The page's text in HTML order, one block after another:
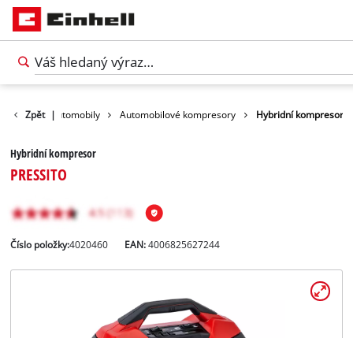
Zpět |
pro automobily Automobilové kompresory Hybridní kompresor
Hybridní kompresor
PRESSITO
Číslo položky:4020460 EAN:4006825627244